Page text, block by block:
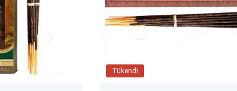
Tükendi